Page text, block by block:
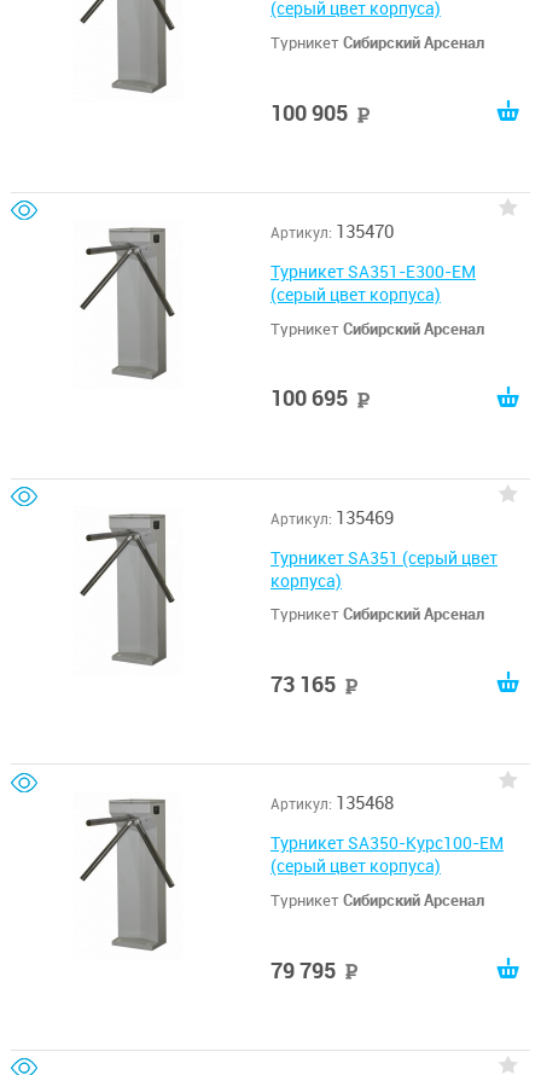
(серый цвет корпуса)
ТурникетСибирский Арсенал
100 905
Артикул: 135470
Турникет SA351-E300-EM
(серый цвет корпуса)
ТурникетСибирский Арсенал
100 695
Артикул: 135469
Турникет SA351 (серый цвет
корпуса)
ТурникетСибирский Арсенал
73 165
Артикул: 135468
Турникет SA350-Курс100-EM
(серый цвет корпуса)
ТурникетСибирский Арсенал
79 795